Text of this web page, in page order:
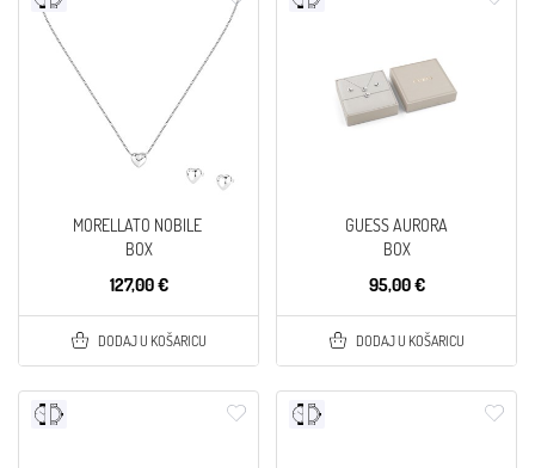
MORELLATO NOBILE
BOX
127,00 €
DODAJ U KOŠARICU
GUESS AURORA
BOX
95,00 €
DODAJ U KOŠARICU